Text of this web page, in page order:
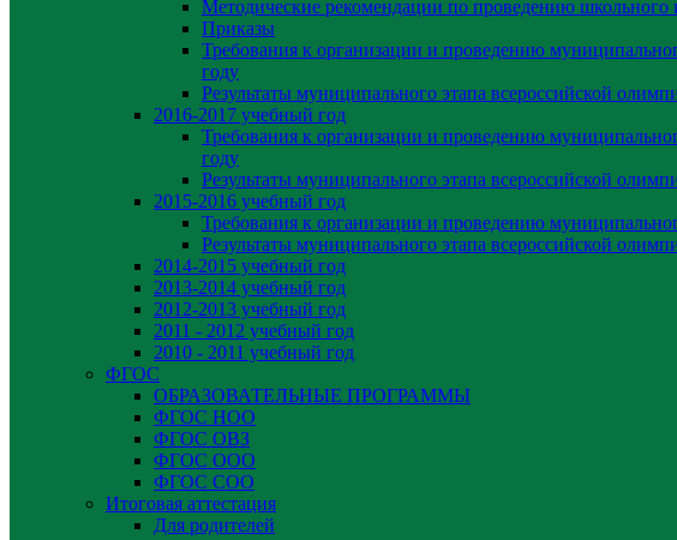
Методические рекомендации по проведению
Приказы
Требования к организации и проведению
году
Результаты муниципального этапа всероссийской
2016-2017 учебный год
Требования к организации и проведению
году
Результаты муниципального этапа всероссийской
2015-2016 учебный год
Требования к организации и проведению
Результаты муниципального этапа всероссийской
2014-2015 учебный год
2013-2014 учебный год
2012-2013 учебный год
2011 - 2012 учебный год
2010 - 2011 учебный год
ФГОС
ОБРАЗОВАТЕЛЬНЫЕ ПРОГРАММЫ
ФГОС НОО
ФГОС ОВЗ
ФГОС ООО
ФГОС СОО
Итоговая аттестация
Для родителей